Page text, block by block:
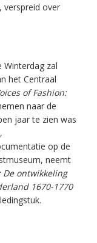
verspreid over
Winterdag zal
het Centraal
of Fashion:
naar de
jaar te zien was
op de
neemt
De ontwikkeling
1670-1770